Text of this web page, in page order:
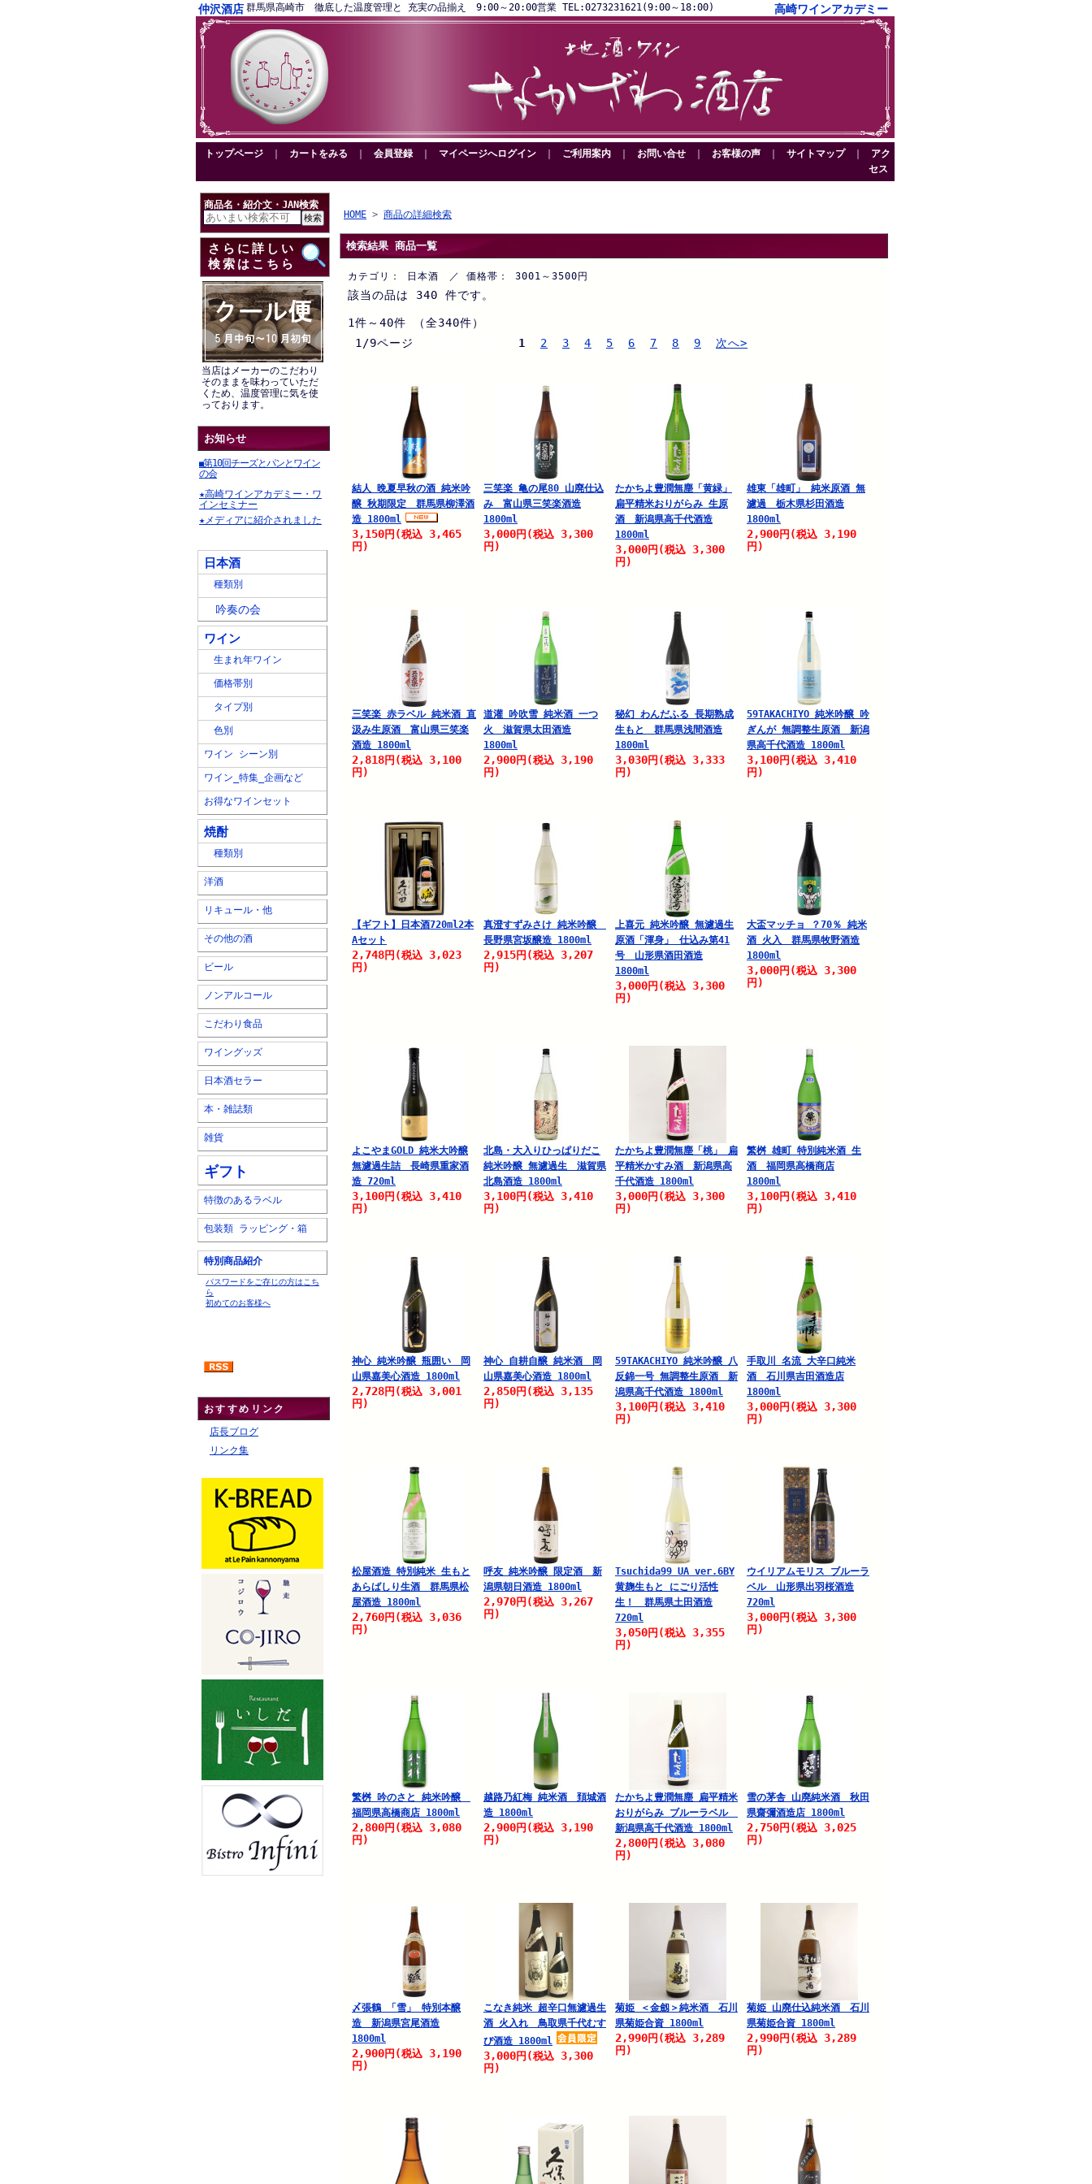
仲沢酒店 群馬県高崎市 徹底した温度管理と 充実の品揃え 9:00～20:00営業 TEL:0273231621(9:00～18:00) 高崎ワインアカデミー
トップページ カートをみる 会員登録 マイページへログイン ご利用案内 お問い合せ お客様の声 サイトマップ
アク
セス
商品名・紹介文・JAN検索
さらに詳しい
検索はこちら
当店はメーカーのこだわり
そのままを味わっていただ
くため、温度管理に気を使
っております。
お知らせ
■第10回チーズとパンとワイン
の会
★高崎ワインアカデミー・ワ
インセミナー
★メディアに紹介されました
日本酒
種類別
吟奏の会
ワイン
生まれ年ワイン
価格帯別
タイプ別
色別
ワイン シーン別
ワイン_特集_企画など
お得なワインセット
焼酎
種類別
洋酒
リキュール・他
その他の酒
ビール
ノンアルコール
こだわり食品
ワイングッズ
日本酒セラー
本・雑誌類
雑貨
ギフト
特徴のあるラベル
包装類 ラッピング・箱
特別商品紹介
パスワードをご存じの方はこち
ら
初めてのお客様へ
おすすめリンク
店長ブログ
リンク集
HOME > 商品の詳細検索
検索結果 商品一覧
カテゴリ： 日本酒 ／ 価格帯： 3001～3500円
該当の品は 340 件です。
1件～40件 （全340件）
1/9ページ
1 2 3 4 5 6 7 8 9 次へ>
結人 晩夏早秋の酒 純米吟
醸 秋期限定 群馬県柳澤酒
造 1800ml
3,150円 (税込 3,465
円)
三笑楽 亀の尾80 山廃仕込
み 富山県三笑楽酒造
1800ml
3,000円 (税込 3,300
円)
たかちよ豊潤無塵「黄緑」
扁平精米おりがらみ 生原
酒 新潟県高千代酒造
1800ml
3,000円 (税込 3,300
円)
雄東「雄町」 純米原酒 無
濾過 栃木県杉田酒造
1800ml
2,900円 (税込 3,190
円)
三笑楽 赤ラベル 純米酒 直
汲み生原酒 富山県三笑楽
酒造 1800ml
2,818円 (税込 3,100
円)
道灌 吟吹雪 純米酒 一つ
火 滋賀県太田酒造
1800ml
2,900円 (税込 3,190
円)
秘幻 わんだふる 長期熟成
生もと 群馬県浅間酒造
1800ml
3,030円 (税込 3,333
円)
59TAKACHIYO 純米吟醸 吟
ぎんが 無調整生原酒 新潟
県高千代酒造 1800ml
3,100円 (税込 3,410
円)
【ギフト】日本酒720ml2本
Aセット
2,748円 (税込 3,023
円)
真澄すずみさけ 純米吟醸
長野県宮坂醸造 1800ml
2,915円 (税込 3,207
円)
上喜元 純米吟醸 無濾過生
原酒「渾身」 仕込み第41
号 山形県酒田酒造
1800ml
3,000円 (税込 3,300
円)
大盃マッチョ ？70％ 純米
酒 火入 群馬県牧野酒造
1800ml
3,000円 (税込 3,300
円)
よこやまGOLD 純米大吟醸
無濾過生詰 長崎県重家酒
造 720ml
3,100円 (税込 3,410
円)
北島・大入りひっぱりだこ
純米吟醸 無濾過生 滋賀県
北島酒造 1800ml
3,100円 (税込 3,410
円)
たかちよ豊潤無塵「桃」 扁
平精米かすみ酒 新潟県高
千代酒造 1800ml
3,000円 (税込 3,300
円)
繁桝 雄町 特別純米酒 生
酒 福岡県高橋商店
1800ml
3,100円 (税込 3,410
円)
神心 純米吟醸 瓶囲い 岡
山県嘉美心酒造 1800ml
2,728円 (税込 3,001
円)
神心 自耕自醸 純米酒 岡
山県嘉美心酒造 1800ml
2,850円 (税込 3,135
円)
59TAKACHIYO 純米吟醸 八
反錦一号 無調整生原酒 新
潟県高千代酒造 1800ml
3,100円 (税込 3,410
円)
手取川 名流 大辛口純米
酒 石川県吉田酒造店
1800ml
3,000円 (税込 3,300
円)
松屋酒造 特別純米 生もと
あらばしり生酒 群馬県松
屋酒造 1800ml
2,760円 (税込 3,036
円)
呼友 純米吟醸 限定酒 新
潟県朝日酒造 1800ml
2,970円 (税込 3,267
円)
Tsuchida99 UA ver.6BY
黄麹生もと にごり活性
生！ 群馬県土田酒造
720ml
3,050円 (税込 3,355
円)
ウイリアムモリス ブルーラ
ベル 山形県出羽桜酒造
720ml
3,000円 (税込 3,300
円)
繁桝 吟のさと 純米吟醸
福岡県高橋商店 1800ml
2,800円 (税込 3,080
円)
越路乃紅梅 純米酒 頚城酒
造 1800ml
2,900円 (税込 3,190
円)
たかちよ豊潤無塵 扁平精米
おりがらみ ブルーラベル
新潟県高千代酒造 1800ml
2,800円 (税込 3,080
円)
雪の茅舎 山廃純米酒 秋田
県齋彌酒造店 1800ml
2,750円 (税込 3,025
円)
〆張鶴 「雪」 特別本醸
造 新潟県宮尾酒造
1800ml
2,900円 (税込 3,190
円)
こなき純米 超辛口無濾過生
酒 火入れ 鳥取県千代むす
び酒造 1800ml
3,000円 (税込 3,300
円)
菊姫 ＜金劔＞純米酒 石川
県菊姫合資 1800ml
2,990円 (税込 3,289
円)
菊姫 山廃仕込純米酒 石川
県菊姫合資 1800ml
2,990円 (税込 3,289
円)